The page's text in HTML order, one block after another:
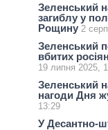
Зеленський
загиблу у
Рощину 2
Зеленський
вбитих
19 липня 2025,
Зеленський
нагоди Дня
13:29
У Десантно-